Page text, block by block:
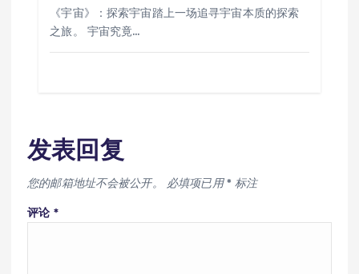
《宇宙》：探索宇宙踏上一场追寻宇宙本质的探索
之旅。 宇宙究竟…
发表回复
您的邮箱地址不会被公开。 必填项已用* 标注
评论 *